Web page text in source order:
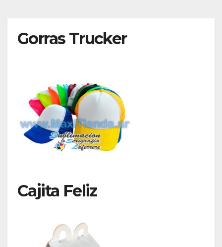
Gorras Trucker
Cajita Feliz